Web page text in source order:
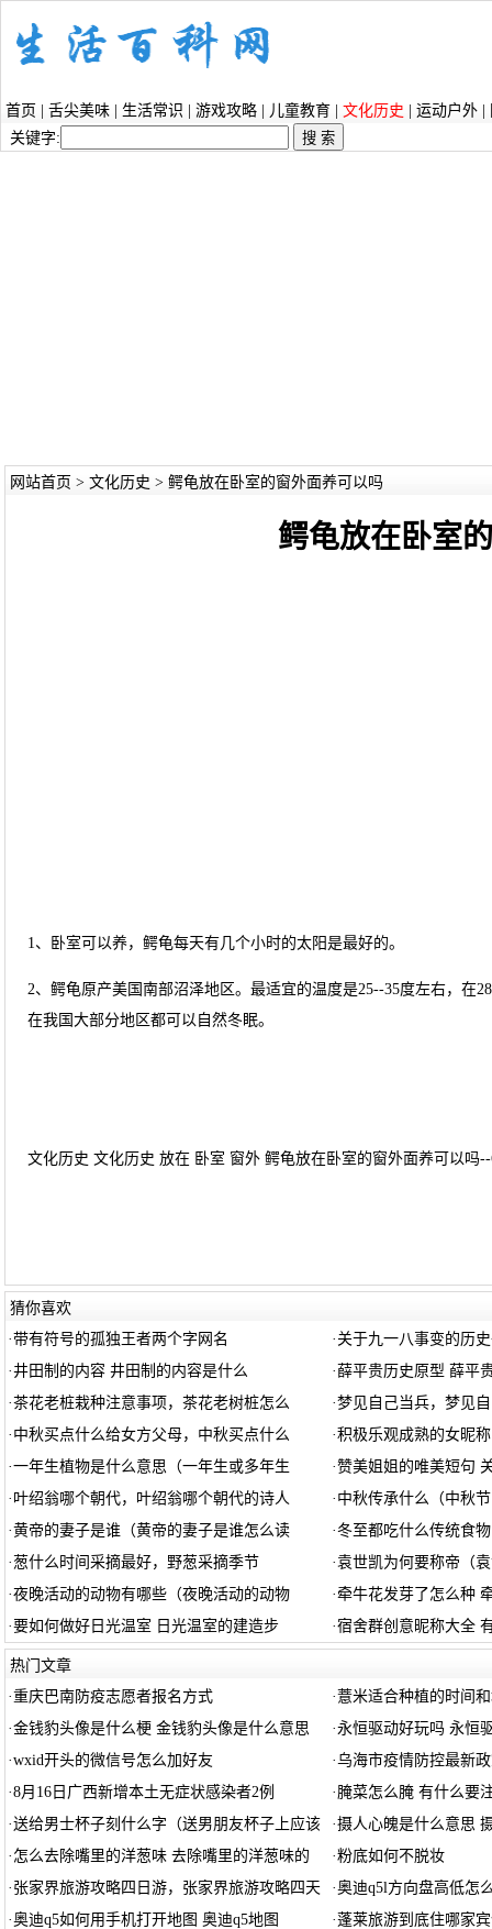
首页 舌尖美味 生活常识 游戏攻略 儿童教育 文化历史 运动户外
关键字:
网站首页 > 文化历史 > 鳄龟放在卧室的窗外面养可以吗
鳄龟放在卧室
1、卧室可以养，鳄龟每天有几个小时的太阳是最好的。
2、鳄龟原产美国南部沼泽地区。最适宜的温度是25--35度左右，在
在我国大部分地区都可以自然冬眠。
文化历史 文化历史 放在 卧室 窗外 鳄龟放在卧室的窗外面养可以吗--
猜你喜欢
·带有符号的孤独王者两个字网名 · 关于九一八事变的历
·井田制的内容 井田制的内容是什么 · 薛平贵历史原型 薛平
·茶花老桩栽种注意事项，茶花老树桩怎么 ·梦见自己当兵，梦见
· 中秋买点什么给女方父母，中秋买点什么 ·积极乐观成熟的女昵
·一年生植物是什么意思（一年生或多年生 ·赞美姐姐的唯美短句
· 叶绍翁哪个朝代，叶绍翁哪个朝代的诗人 · 中秋传承什么（中秋
·黄帝的妻子是谁（黄帝的妻子是谁怎么读 ·冬至都吃什么传统食
· 葱什么时间采摘最好，野葱采摘季节 ·袁世凯为何要称帝（
·夜晚活动的动物有哪些（夜晚活动的动物 ·牵牛花发芽了怎么种
·要如何做好日光温室 日光温室的建造步 ·宿舍群创意昵称大全
热门文章
·重庆巴南防疫志愿者报名方式 ·薏米适合种植的时间
·金钱豹头像是什么梗 金钱豹头像是什么意思 ·永恒驱动好玩吗 永恒
·wxid开头的微信号怎么加好友 ·乌海市疫情防控最新
·8月16日广西新增本土无症状感染者2例 · 腌菜怎么腌 有什么要
·送给男士杯子刻什么字（送男朋友杯子上应该 ·摄人心魄是什么意思
· 怎么去除嘴里的洋葱味 去除嘴里的洋葱味的 ·粉底如何不脱妆
· 张家界旅游攻略四日游，张家界旅游攻略四天 ·奥迪q5l方向盘高低怎
·奥迪q5如何用手机打开地图 奥迪q5地图 ·蓬莱旅游到底住哪家